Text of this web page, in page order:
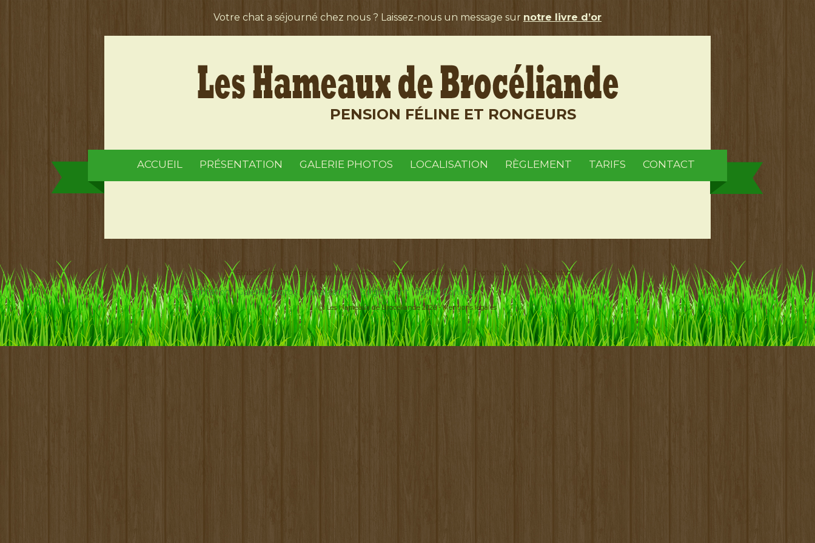
Votre chat a séjourné chez nous ? Laissez-nous un message sur notre livre d’or
PENSION FÉLINE ET RONGEURS
ACCUEIL PRÉSENTATION GALERIE PHOTOS LOCALISATION RÈGLEMENT TARIFS CONTACT
Etablissement agréé par la Direction Départementale de la Protection des Populations
Présentation Galerie photos Localisation Règlement Tarifs Contact
@ Les Hameaux de Brocéliande 2026 -Mentions légales